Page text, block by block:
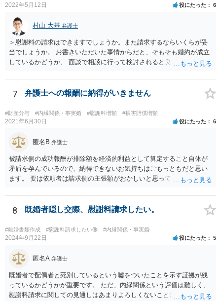
2022年5月12日 役にたった 6
村山 大基 弁護士
＞慰謝料の請求はできますでしょうか。また請求するならいくらが妥
当でしょうか。 お書きいただいた事情からだと、そもそも婚約が成立
しているかどうか、 面談で相談に行って検討されると良いと思いま
あるからです。 他方で、実際問題として同棲のために金銭的不利益が
生じているので、 厳密に婚約が成立しているかどうかは別として、話
す。 相手としても、裁判までして争って支払いゼロを目指すよりは、
一定額を支払って円満に解決したいと考える可能性はあります。
7 弁護士への報酬に納得がいきません
#財産分与 #内縁関係・事実婚 #慰謝料増額 #損害賠償増額
2021年6月30日 役にたった 6
匿名B 弁護士
被請求側の成功報酬が排除額を経済的利益として算定すること自体が
矛盾を孕んでいるので、納得できないお気持ちはごもっともだと思い
ます。 要は依頼者は請求側の主張額がおかしいと思っているからこそ
しておきながら、成功報酬の請求の段になるとその「おかしい」請求
側の主張額を基準にして排除額を経済的利益として成功報酬を算定す
るのは、二枚舌との誹りを受けても仕方がない面もあるように思いま
す。 ですので、被請求側の弁護士は、タイムチャージを併用したり、
対応継続月毎に報酬を受けたり、出廷日当で調整したり、できるだけ
いますが、そうなってくると弁護士に勝訴インセンティブが働きにく
くなるのがなかなか難しいところです。 二枚舌を避けつつ、勝訴イン
センティブも確保するためには、請求側の主張額を鵜呑みにした排除
額ベースとするのではなく、弁護士として反対の立場であれば、２～
３割くらいの確率で認められそうな金額がいくらくらいかを提示した
8 既婚者隠し交際、慰謝料請求したい。
#離婚書類作成 #慰謝料請求したい側 #内縁関係・事実婚
2024年9月22日 役にたった 5
匿名A 弁護士
既婚者で配偶者と死別しているという嘘をついたことを示す証拠が残
っているかどうかが重要です。 ただ、内縁関係という評価は難しく、
慰謝料請求に関しての見通しはあまりよろしくないことにご留意なさ